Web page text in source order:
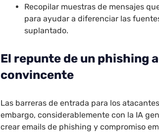
Recopilar muestras de mensajes
para ayudar a diferenciar las
suplantado.
El repunte de un phishing
convincente
Las barreras de entrada para los
embargo, considerablemente con la IA
crear emails de phishing y compromiso